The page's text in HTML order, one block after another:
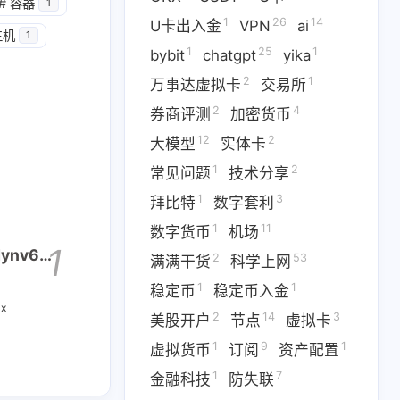
二月 2026 一月 2026
3篇
容器 1
1
域1
U卡出入金 1 VPN 26 ai 14
bybit 1 chatgpt 25 yika 1
万事达虚拟卡 2 交易所 1
券商评测 2 加密货币 4
大模型 12 实体卡 2
常见问题 1 技术分享 2
拜比特 1 数字套利 3
数字货币 1 机场 11
满满干货 2 科学上网 53
稳定币 1 稳定币入金 1
美股开户 2 节点 14 虚拟卡 3
虚拟货币 1 订阅 9 资产配置 1
金融科技 1 防失联 7